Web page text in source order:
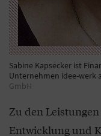
Sabine Kapsecker ist
Unternehmen idee-werk
GmbH
Zu den
Entwicklung und